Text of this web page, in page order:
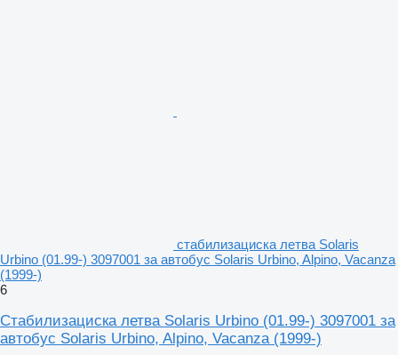
стабилизациска летва Solaris
Urbino (01.99-) 3097001 за автобус Solaris Urbino, Alpino, Vacanza
(1999-)
6
Стабилизациска летва Solaris Urbino (01.99-) 3097001 за
автобус Solaris Urbino, Alpino, Vacanza (1999-)